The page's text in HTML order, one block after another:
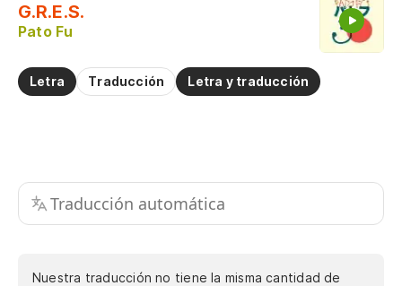
G.R.E.S.
Pato Fu
Letra Traducción Letra y traducción
Traducción automática
Nuestra traducción no tiene la misma cantidad de
Practicar la pronunciación de